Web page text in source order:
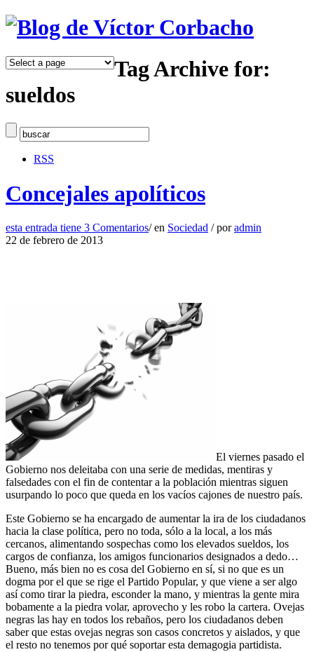
Tag Archive for:
sueldos
RSS
Concejales apolíticos
esta entrada tiene 3 Comentarios/ en Sociedad / poradmin
22 de febrero de 2013
El viernes pasado el
Gobierno nos deleitaba con una serie de medidas, mentiras y
falsedades con el fin de contentar a la población mientras siguen
usurpando lo poco que queda en los vacíos cajones de nuestro país.
Este Gobierno se ha encargado de aumentar la ira de los ciudadanos
hacia la clase política, pero no toda, sólo a la local, a los más
cercanos, alimentando sospechas como los elevados sueldos, los
cargos de confianza, los amigos funcionarios designados a dedo…
Bueno, más bien no es cosa del Gobierno en sí, si no que es un
dogma por el que se rige el Partido Popular, y que viene a ser algo
así como tirar la piedra, esconder la mano, y mientras la gente mira
bobamente a la piedra volar, aprovecho y les robo la cartera. Ovejas
negras las hay en todos los rebaños, pero los ciudadanos deben
saber que estas ovejas negras son casos concretos y aislados, y que
el resto no tenemos por qué soportar esta demagogia partidista.